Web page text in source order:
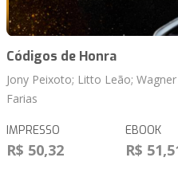
Códigos de Honra
Jony Peixoto; Litto Leão;
Farias
IMPRESSO
R$ 50,32
EBOOK
R$